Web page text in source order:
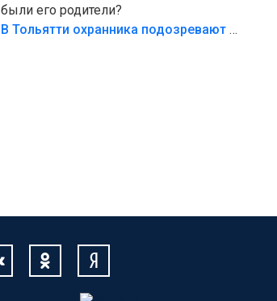
были его родители?
В Тольятти охранника подозревают в причинении смерти ребенку